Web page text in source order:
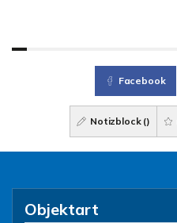
Facebook
Notizblock ()
Objektart